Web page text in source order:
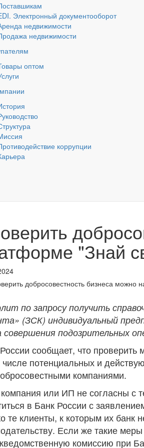
Электронный документооборот
недвижимости
недвижимости
оптом
коррупции
"Знай
по запросу получить
(ЗСК) индивидуальный
совершения подозрительных
сообщает, что проверить
потенциальных и
компаниями.
или ИП не согласны с
в Банк России с
те клиенты, к которым их
Если же такие
комиссию при